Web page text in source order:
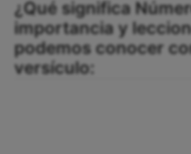
¿Qué significa
importancia y
podemos conocer
versículo: